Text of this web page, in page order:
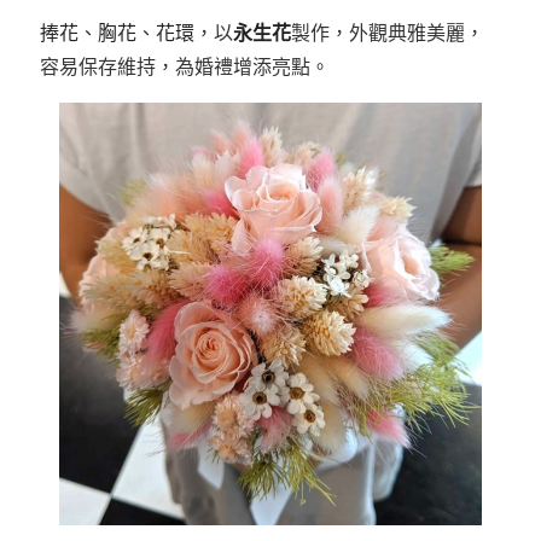
捧花 、 胸花 、 花環 ，以永生花製作， 外觀典雅美麗，
容易保存維持，為婚禮增添亮點。